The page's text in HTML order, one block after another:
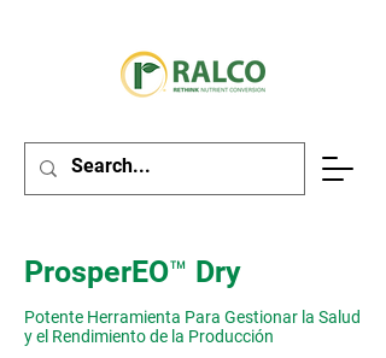
ProsperEO™ Dry
Potente Herramienta Para Gestionar la Salud
y el Rendimiento de la Producción